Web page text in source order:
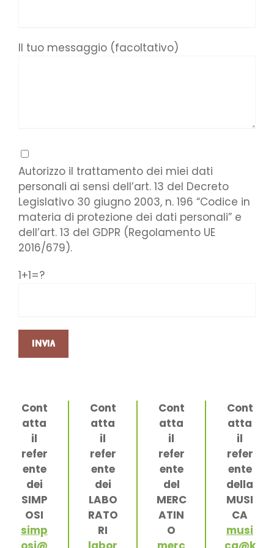
Il tuo messaggio (facoltativo)
Autorizzo il trattamento dei miei dati
personali ai sensi dell’art. 13 del Decreto
Legislativo 30 giugno 2003, n. 196 “Codice in
materia di protezione dei dati personali” e
dell’art. 13 del GDPR (Regolamento UE
2016/679).
1+1=?
Cont
atta
il
refer
ente
dei
SIMP
OSI
simp
Cont
atta
il
refer
ente
dei
LABO
RATO
RI
Cont
atta
il
refer
ente
del
MERC
ATIN
O
Cont
atta
il
refer
ente
della
MUSI
CA
musi